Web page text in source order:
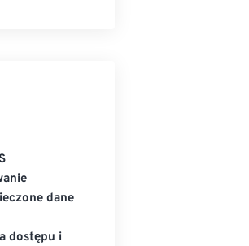
dane
dostępu i